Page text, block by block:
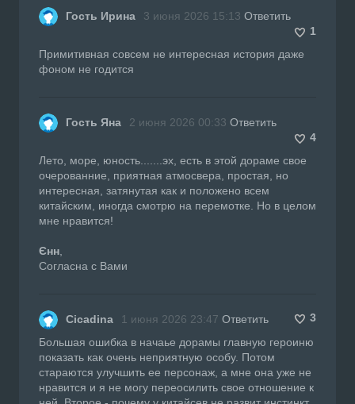
Гость Ирина 3 июня 2026 15:13 Ответить
1
Примитивная совсем не интересная история даже
фоном не годится
Гость Яна 2 июня 2026 00:33 Ответить
4
Лето, море, юность.......эх, есть в этой дораме свое
очерованние, приятная атмосвера, простая, но
интересная, затянутая как и положено всем
китайским, иногда смотрю на перемотке. Но в целом
мне нравится!
Єнн
Согласна с Вами
Cicadina 1 июня 2026 23:47 Ответить
3
Большая ошибка в начаье дорамы главную героиню
показать как очень неприятную особу. Потом
стараются улучшить ее персонаж, а мне она уже не
нравится и я не могу переосилить свое отношение к